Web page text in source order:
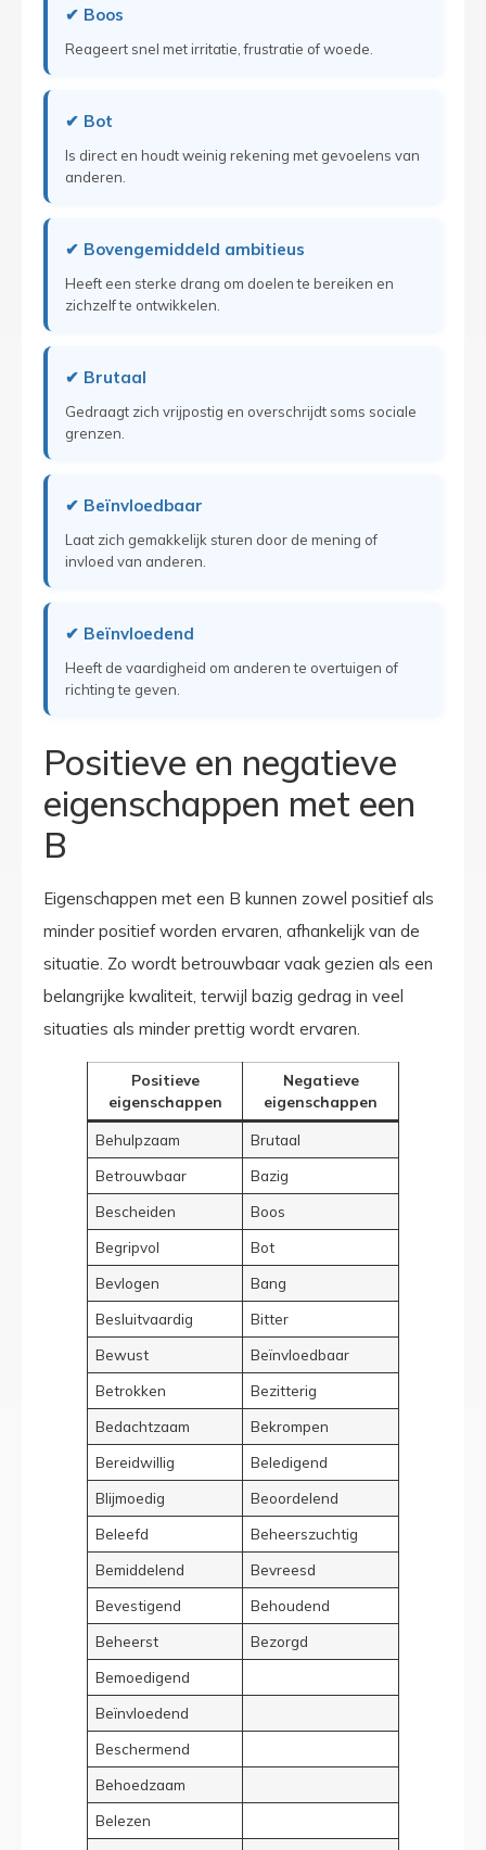
✔ Boos
Reageert snel met irritatie, frustratie of woede.
✔ Bot
Is direct en houdt weinig rekening met gevoelens van
anderen.
✔ Bovengemiddeld ambitieus
Heeft een sterke drang om doelen te bereiken en
zichzelf te ontwikkelen.
✔ Brutaal
Gedraagt zich vrijpostig en overschrijdt soms sociale
grenzen.
✔ Beïnvloedbaar
Laat zich gemakkelijk sturen door de mening of
invloed van anderen.
✔ Beïnvloedend
Heeft de vaardigheid om anderen te overtuigen of
richting te geven.
Positieve en negatieve
eigenschappen met een
B
Eigenschappen met een B kunnen zowel positief als
minder positief worden ervaren, afhankelijk van de
situatie. Zo wordt betrouwbaar vaak gezien als een
belangrijke kwaliteit, terwijl bazig gedrag in veel
situaties als minder prettig wordt ervaren.
Positieve
eigenschappen
Negatieve
eigenschappen
Behulpzaam
Brutaal
Betrouwbaar
Bazig
Bescheiden
Boos
Begripvol
Bot
Bevlogen
Bang
Besluitvaardig
Bitter
Bewust
Beïnvloedbaar
Betrokken
Bezitterig
Bedachtzaam
Bekrompen
Bereidwillig
Beledigend
Blijmoedig
Beoordelend
Beleefd
Beheerszuchtig
Bemiddelend
Bevreesd
Bevestigend
Behoudend
Beheerst
Bezorgd
Bemoedigend
Beïnvloedend
Beschermend
Behoedzaam
Belezen